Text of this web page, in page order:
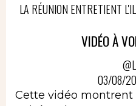
LA RÉUNION ENTRETIENT
VIDÉO À
03/08/
Cette vidéo